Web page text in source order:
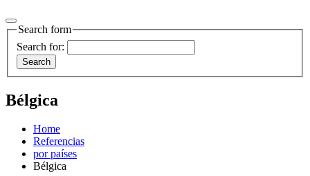
Search form
Search for:
Bélgica
Home
Referencias
por países
Bélgica